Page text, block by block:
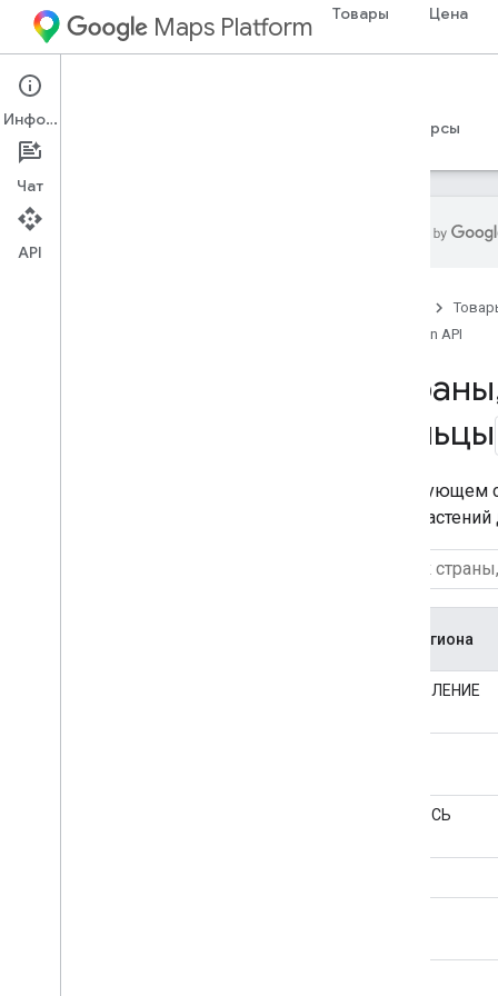
Maps Platform Товары Цена
Environment
Руководства
Ресурсы
Pollen API
Страны
пыльцы
В следующем
типы
код региона
ОБЪЯВЛЕНИЕ
ЯВЛЯЮСЬ
Информация
Чат
API